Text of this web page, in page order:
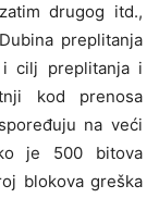
drugog itd.,
preplitanja
cilj preplitanja i
kod prenosa
na veći
je 500 bitova
blokova greška